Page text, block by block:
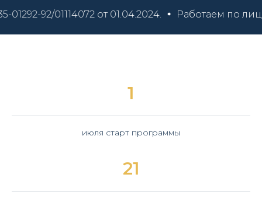
от 01.04.2024. Работаем по лицензии
1
июля старт программы
21